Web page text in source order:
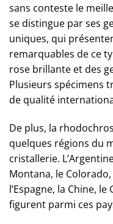
sans conteste le
se distingue par ses
uniques, qui
remarquables de ce
rose brillante et des
Plusieurs spécimens
de qualité
De plus, la
quelques régions du
cristallerie.
Montana, le
l’Espagne, la Chine,
figurent parmi ces